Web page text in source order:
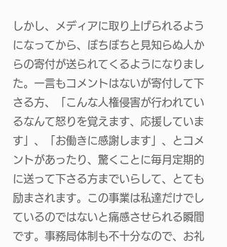
しかし、メディアに取り上げられるよう
になってから、ぼちぼちと見知らぬ人か
らの寄付が送られてくるようになりまし
た。一言もコメントはないが寄付して下
さる方、「こんな人権侵害が行われてい
るなんて怒りを覚えます、応援していま
す」、「お働きに感謝します」、とコメ
ントがあったり、驚くことに毎月定期的
に送って下さる方までいらして、とても
励まされます。この事業は私達だけでし
ているのではないと痛感させられる瞬間
です。事務局体制も不十分なので、お礼